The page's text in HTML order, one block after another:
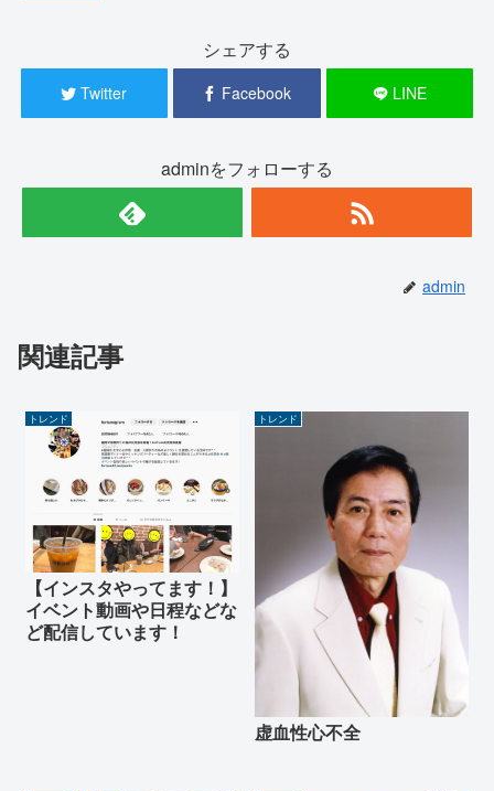
シェアする
Twitter Facebook LINE
adminをフォローする
admin
関連記事
トレンド
【インスタやってます！】
イベント動画や日程などな
ど配信しています！
トレンド
虚血性心不全